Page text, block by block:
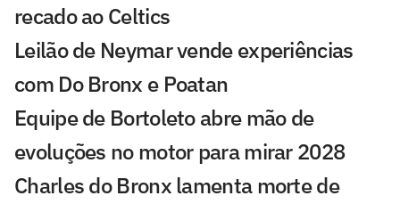
recado ao Celtics
Leilão de Neymar vende experiências
com Do Bronx e Poatan
Equipe de Bortoleto abre mão de
evoluções no motor para mirar 2028
Charles do Bronx lamenta morte de